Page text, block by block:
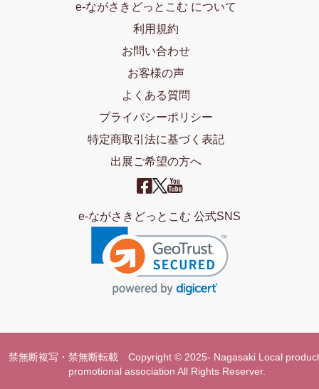
e-ながさきどっとこむ について
利用規約
お問い合わせ
お客様の声
よくある質問
プライバシーポリシー
特定商取引法に基づく表記
出展ご希望の方へ
e-ながさきどっとこむ 公式SNS
禁無断複写・禁無断転載 Copyright © 2025- Nagasaki Local
promotional association All Rights Reserver.